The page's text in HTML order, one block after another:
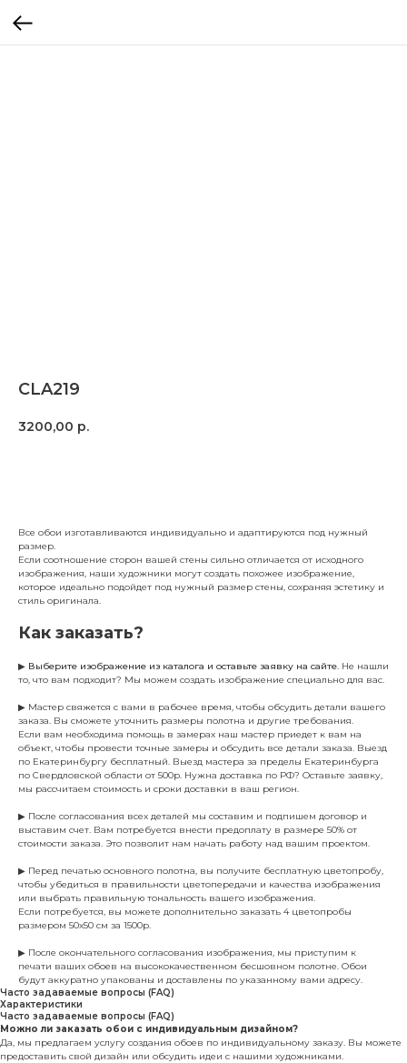
CLA219
3200,00 р.
Все обои изготавливаются индивидуально и адаптируются под нужный
размер.
Если соотношение сторон вашей стены сильно отличается от исходного
изображения, наши художники могут создать похожее изображение,
которое идеально подойдет под нужный размер стены, сохраняя эстетику и
стиль оригинала.
Как заказать?
▶ Выберите изображение из каталога и оставьте заявку на сайте. Не нашли
то, что вам подходит? Мы можем создать изображение специально для вас.
▶ Мастер свяжется с вами в рабочее время, чтобы обсудить детали вашего
заказа. Вы сможете уточнить размеры полотна и другие требования.
Если вам необходима помощь в замерах наш мастер приедет к вам на
объект, чтобы провести точные замеры и обсудить все детали заказа. Выезд
по Екатеринбургу бесплатный. Выезд мастера за пределы Екатеринбурга
по Свердловской области от 500р. Нужна доставка по РФ? Оставьте заявку,
мы рассчитаем стоимость и сроки доставки в ваш регион.
▶ После согласования всех деталей мы составим и подпишем договор и
выставим счет. Вам потребуется внести предоплату в размере 50% от
стоимости заказа. Это позволит нам начать работу над вашим проектом.
▶ Перед печатью основного полотна, вы получите бесплатную цветопробу,
чтобы убедиться в правильности цветопередачи и качества изображения
или выбрать правильную тональность вашего изображения.
Если потребуется, вы можете дополнительно заказать 4 цветопробы
размером 50х50 см за 1500р.
▶ После окончательного согласования изображения, мы приступим к
печати ваших обоев на высококачественном бесшовном полотне. Обои
будут аккуратно упакованы и доставлены по указанному вами адресу.
Часто задаваемые вопросы (FAQ)
Характеристики
Часто задаваемые вопросы (FAQ)
Можно ли заказать обои с индивидуальным дизайном?
Да, мы предлагаем услугу создания обоев по индивидуальному заказу. Вы можете
предоставить свой дизайн или обсудить идеи с нашими художниками.